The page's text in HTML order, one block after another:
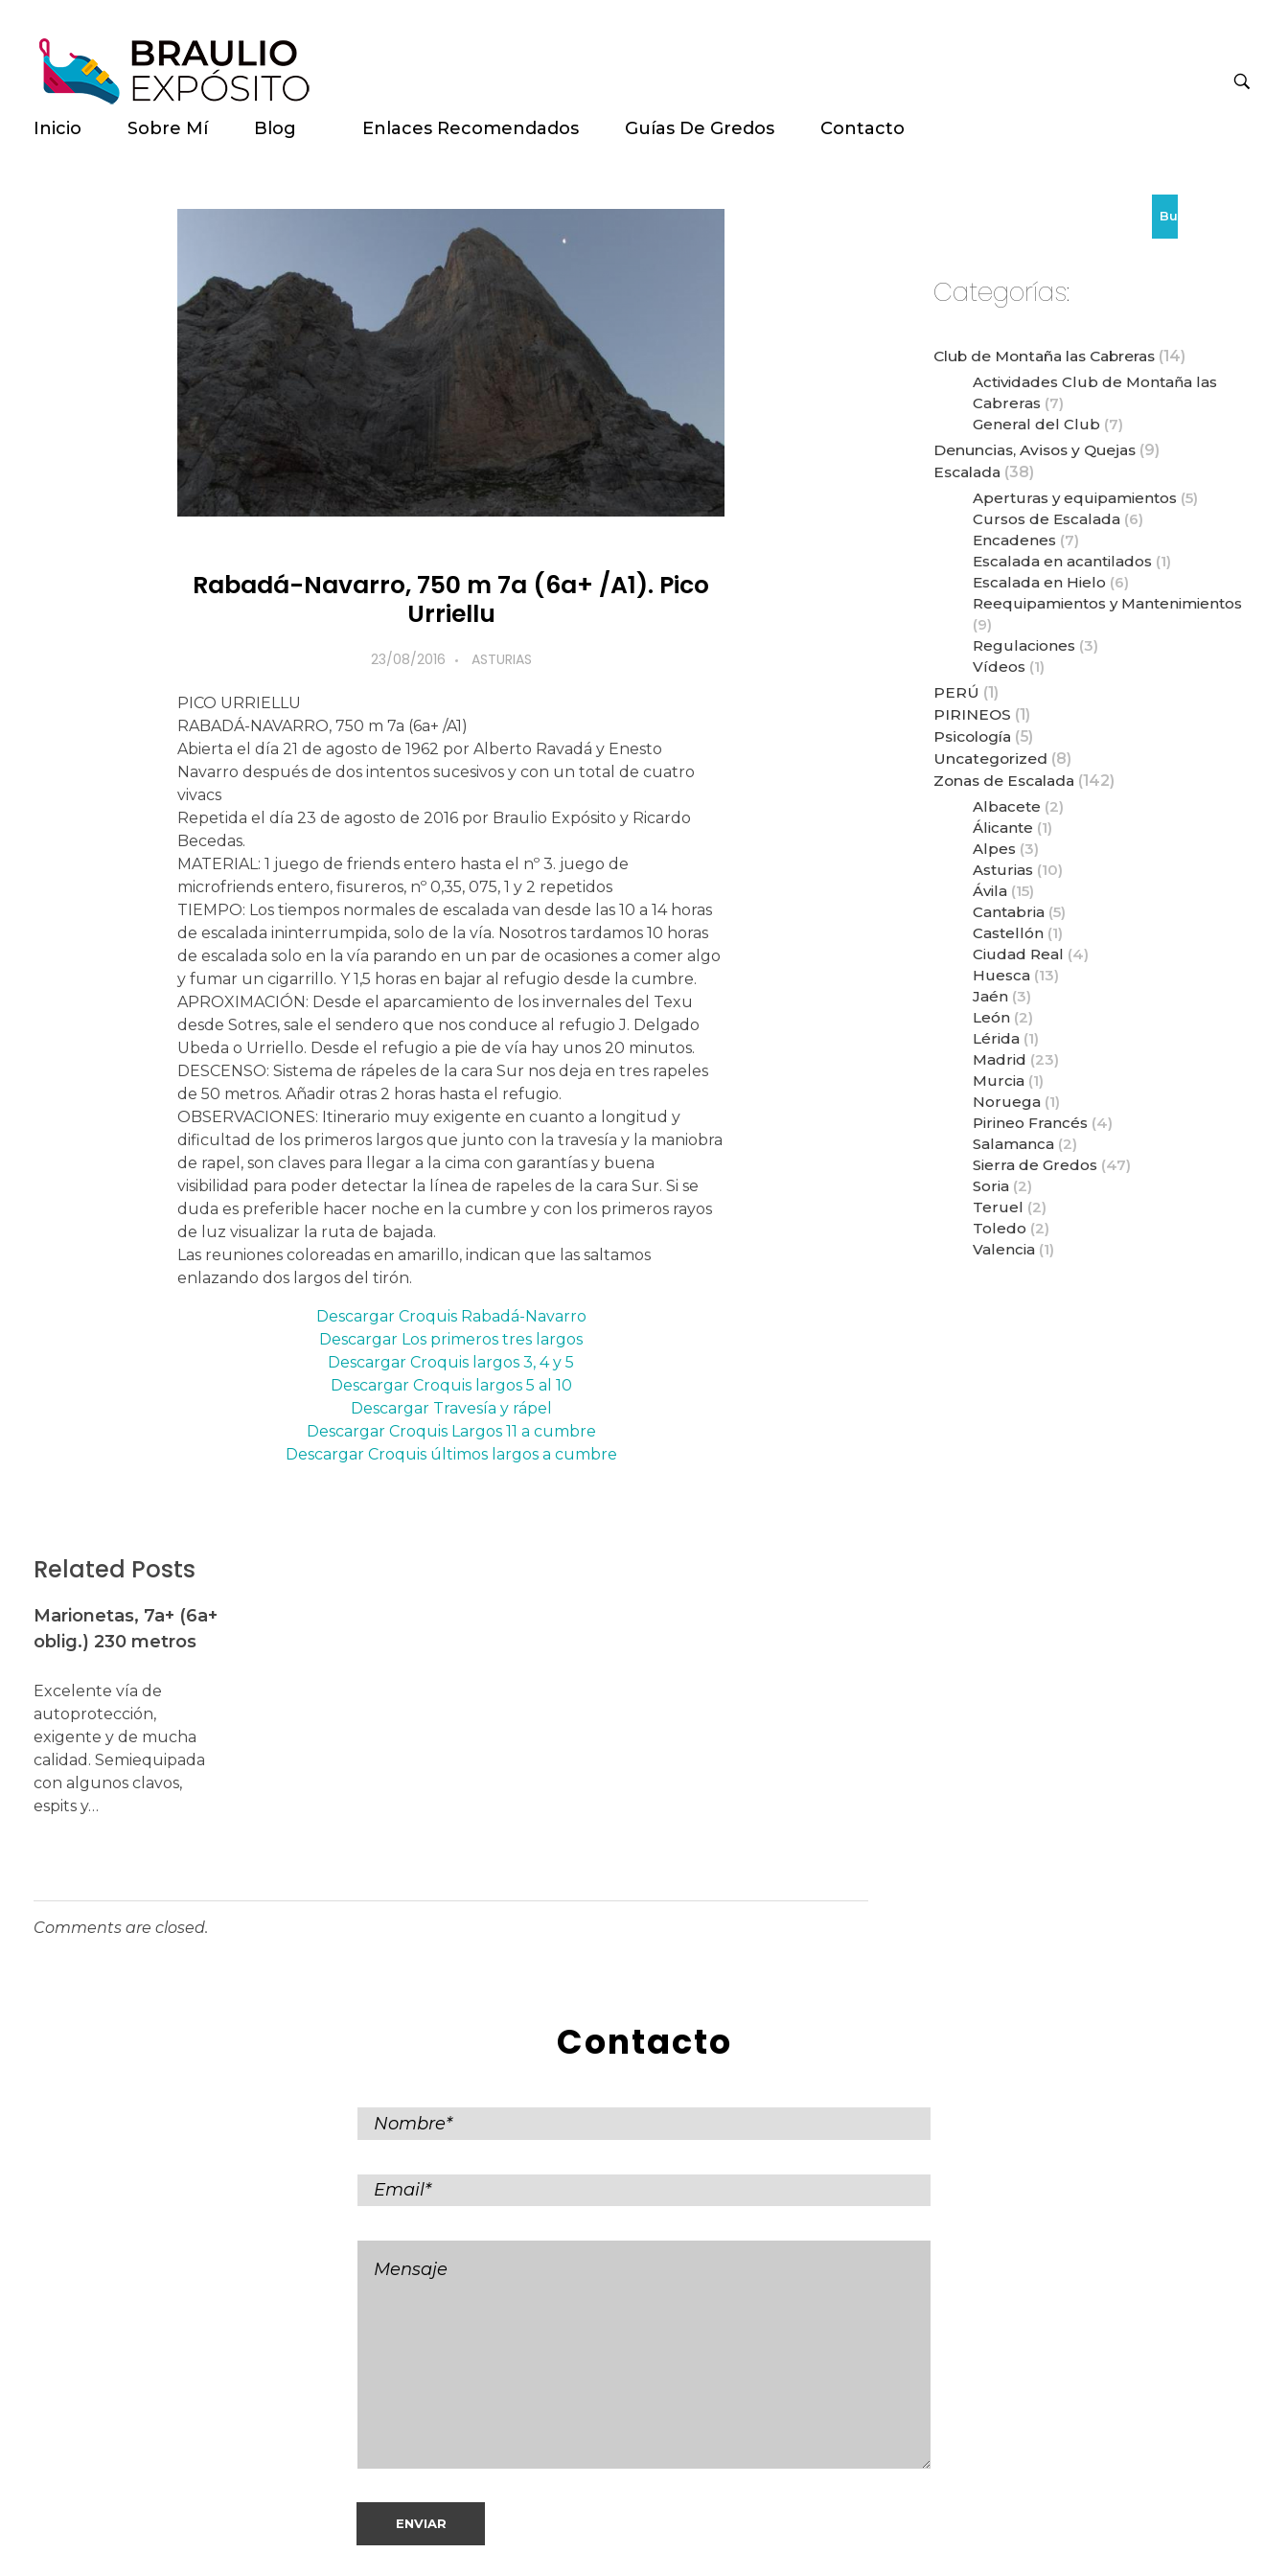
Inicio Sobre Mí Blog Enlaces Recomendados Guías De Gredos Contacto
Rabadá-Navarro, 750 m 7a (6a+ /A1). Pico
Urriellu
23/08/2016 ASTURIAS
PICO URRIELLU
RABADÁ-NAVARRO, 750 m 7a (6a+ /A1)
Abierta el día 21 de agosto de 1962 por Alberto Ravadá y Enesto
Navarro después de dos intentos sucesivos y con un total de cuatro
vivacs
Repetida el día 23 de agosto de 2016 por Braulio Expósito y Ricardo
Becedas.
MATERIAL: 1 juego de friends entero hasta el nº 3. juego de
microfriends entero, fisureros, nº 0,35, 075, 1 y 2 repetidos
TIEMPO: Los tiempos normales de escalada van desde las 10 a 14 horas
de escalada ininterrumpida, solo de la vía. Nosotros tardamos 10 horas
de escalada solo en la vía parando en un par de ocasiones a comer algo
y fumar un cigarrillo. Y 1,5 horas en bajar al refugio desde la cumbre.
APROXIMACIÓN: Desde el aparcamiento de los invernales del Texu
desde Sotres, sale el sendero que nos conduce al refugio J. Delgado
Ubeda o Urriello. Desde el refugio a pie de vía hay unos 20 minutos.
DESCENSO: Sistema de rápeles de la cara Sur nos deja en tres rapeles
de 50 metros. Añadir otras 2 horas hasta el refugio.
OBSERVACIONES: Itinerario muy exigente en cuanto a longitud y
dificultad de los primeros largos que junto con la travesía y la maniobra
de rapel, son claves para llegar a la cima con garantías y buena
visibilidad para poder detectar la línea de rapeles de la cara Sur. Si se
duda es preferible hacer noche en la cumbre y con los primeros rayos
de luz visualizar la ruta de bajada.
Las reuniones coloreadas en amarillo, indican que las saltamos
enlazando dos largos del tirón.
Descargar Croquis Rabadá-Navarro
Descargar Los primeros tres largos
Descargar Croquis largos 3, 4 y 5
Descargar Croquis largos 5 al 10
Descargar Travesía y rápel
Descargar Croquis Largos 11 a cumbre
Descargar Croquis últimos largos a cumbre
Related Posts
Marionetas, 7a+ (6a+
oblig.) 230 metros
Excelente vía de
autoprotección,
exigente y de mucha
calidad. Semiequipada
con algunos clavos,
espits y…
Comments are closed.
Buscar
Categorías:
Club de Montaña las Cabreras (14)
Actividades Club de Montaña las
Cabreras (7)
General del Club (7)
Denuncias, Avisos y Quejas (9)
Escalada (38)
Aperturas y equipamientos (5)
Cursos de Escalada(6)
Encadenes (7)
Escalada en acantilados (1)
Escalada en Hielo (6)
Reequipamientos y Mantenimientos
(9)
Regulaciones (3)
Vídeos (1)
PERÚ (1)
PIRINEOS (1)
Psicología (5)
Uncategorized (8)
Zonas de Escalada (142)
Albacete (2)
Álicante (1)
Alpes (3)
Asturias (10)
Ávila(15)
Cantabria(5)
Castellón(1)
Ciudad Real (4)
Huesca(13)
Jaén(3)
León(2)
Lérida(1)
Madrid (23)
Murcia(1)
Noruega(1)
Pirineo Francés (4)
Salamanca(2)
Sierra de Gredos (47)
Soria(2)
Teruel (2)
Toledo (2)
Valencia(1)
Contacto